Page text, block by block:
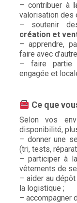
– contribuer à
valorisation des
– soutenir
création et
– apprendre,
faire avec
– faire partie
engagée et
Ce que
Selon vos
disponibilité,
– donner une
(tri, tests,
– participer à la
vêtements de
– aider au
la logistique ;
– accompagner